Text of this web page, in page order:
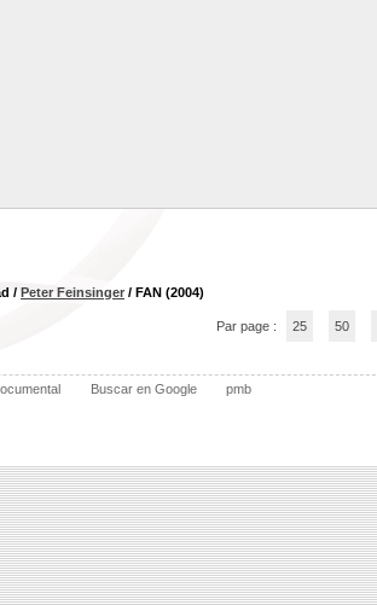
/ Peter Feinsinger / FAN (2004)
Par page : 25 50
Buscar en Google pmb